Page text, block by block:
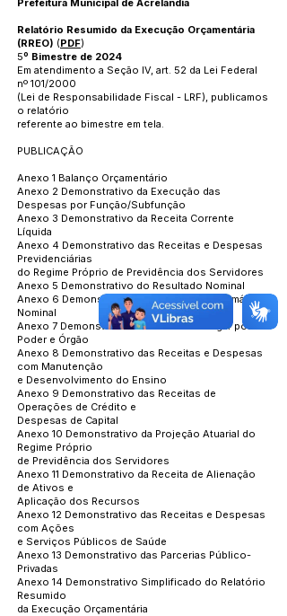
Prefeitura Municipal de Acrelândia
Relatório Resumido da Execução Orçamentária
(RREO) (PDF)
5º Bimestre de 2024
Em atendimento a Seção IV, art. 52 da Lei Federal
nº 101/2000
(Lei de Responsabilidade Fiscal - LRF), publicamos
o relatório
referente ao bimestre em tela.
PUBLICAÇÃO
Anexo 1 Balanço Orçamentário
Anexo 2 Demonstrativo da Execução das
Despesas por Função/Subfunção
Anexo 3 Demonstrativo da Receita Corrente
Líquida
Anexo 4 Demonstrativo das Receitas e Despesas
Previdenciárias
do Regime Próprio de Previdência dos Servidores
Anexo 5 Demonstrativo do Resultado Nominal
Anexo 6 Demonstrativo dos Resultados Primário e
Nominal
Anexo 7 Demonstrativo dos Restos a Pagar por
Poder e Órgão
Anexo 8 Demonstrativo das Receitas e Despesas
com Manutenção
e Desenvolvimento do Ensino
Anexo 9 Demonstrativo das Receitas de
Operações de Crédito e
Despesas de Capital
Anexo 10 Demonstrativo da Projeção Atuarial do
Regime Próprio
de Previdência dos Servidores
Anexo 11 Demonstrativo da Receita de Alienação
de Ativos e
Aplicação dos Recursos
Anexo 12 Demonstrativo das Receitas e Despesas
com Ações
e Serviços Públicos de Saúde
Anexo 13 Demonstrativo das Parcerias Público-
Privadas
Anexo 14 Demonstrativo Simplificado do Relatório
Resumido
da Execução Orçamentária